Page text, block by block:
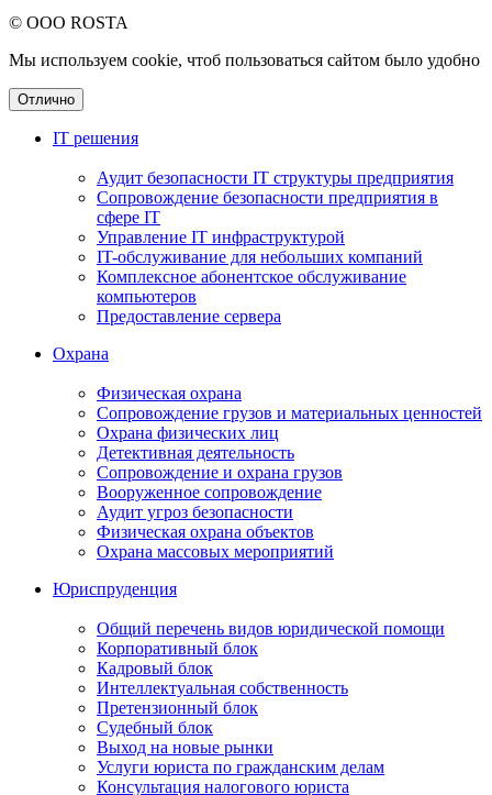
© ООО ROSTA
Мы используем cookie, чтоб пользоваться сайтом было удобно
Отлично
IT решения
Аудит безопасности IT структуры предприятия
Сопровождение безопасности предприятия в
сфере IT
Управление IT инфраструктурой
IT-обслуживание для небольших компаний
Комплексное абонентское обслуживание
компьютеров
Предоставление сервера
Охрана
Физическая охрана
Сопровождение грузов и материальных ценностей
Охрана физических лиц
Детективная деятельность
Сопровождение и охрана грузов
Вооруженное сопровождение
Аудит угроз безопасности
Физическая охрана объектов
Охрана массовых мероприятий
Юриспруденция
Общий перечень видов юридической помощи
Корпоративный блок
Кадровый блок
Интеллектуальная собственность
Претензионный блок
Судебный блок
Выход на новые рынки
Услуги юриста по гражданским делам
Консультация налогового юриста